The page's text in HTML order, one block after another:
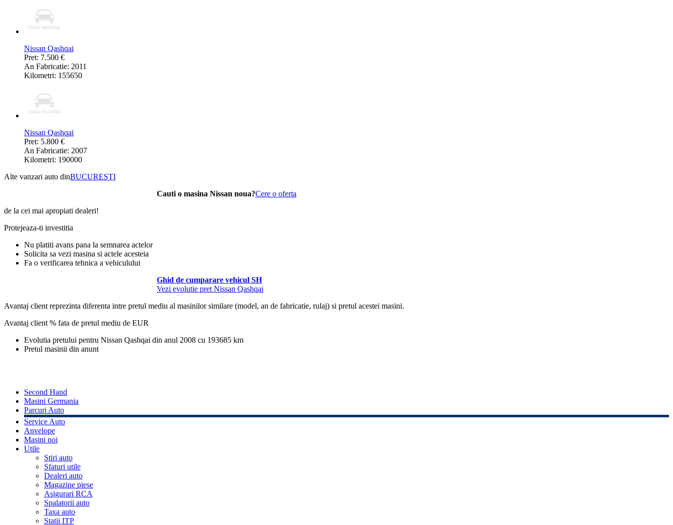
Nissan Qashqai
Pret: 7.500 €
An Fabricatie: 2011
Kilometri: 155650
Nissan Qashqai
Pret: 5.800 €
An Fabricatie: 2007
Kilometri: 190000
Alte vanzari auto dinBUCURESTI
Cauti o masina Nissan noua?Cere o oferta
de la cei mai apropiati dealeri!
Protejeaza-ti investitia
Nu platiti avans pana la semnarea actelor
Solicita sa vezi masina si actele acesteia
Fa o verificarea tehnica a vehiculului
Ghid de cumparare vehicul SH
Vezi evolutie pret Nissan Qashqai
Avantaj client reprezinta diferenta intre pretul mediu al masinilor similare (model, an de fabricatie, rulaj) si pretul acestei masini.
Avantaj client % fata de pretul mediu de EUR
Evolutia pretului pentru Nissan Qashqai din anul 2008 cu 193685 km
Pretul masinii din anunt
Second Hand
Masini Germania
Parcuri Auto
Service Auto
Anvelope
Masini noi
Utile
Stiri auto
Sfaturi utile
Dealeri auto
Magazine piese
Asigurari RCA
Spalatorii auto
Taxa auto
Statii ITP